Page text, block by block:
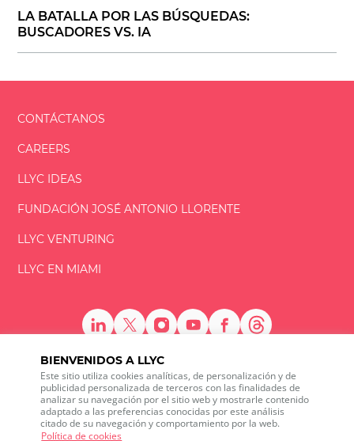
BIENVENIDOS A LLYC
Este sitio utiliza cookies analíticas, de personalización y de
publicidad personalizada de terceros con las finalidades de
analizar su navegación por el sitio web y mostrarle contenido
adaptado a las preferencias conocidas por este análisis
citado de su navegación y comportamiento por la web.
Política de cookies
LA BATALLA POR LAS BÚSQUEDAS:
BUSCADORES VS. IA
CONTÁCTANOS
CAREERS
LLYC IDEAS
FUNDACIÓNJOSÉ ANTONIO LLORENTE
LLYC VENTURING
LLYC EN MIAMI
LLYC © 2026 Todos los derechos reservados
ES EN PT BR
600 Brickell Avenue, Suite 2125 Miami, Florida 33131